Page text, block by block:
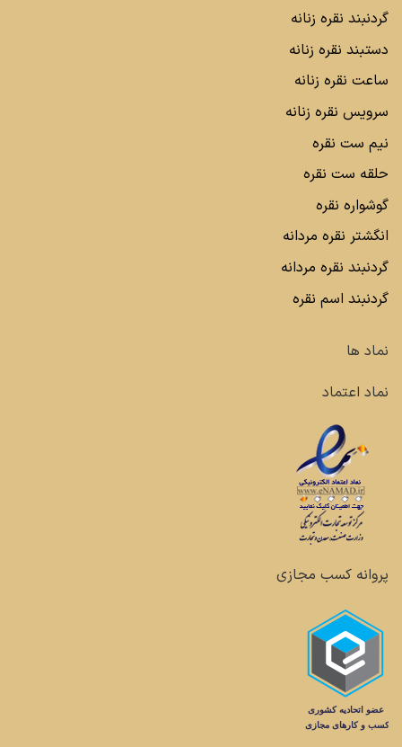
گردنبند نقره زنانه
دستبند نقره زنانه
ساعت نقره زنانه
سرویس نقره زنانه
نیم ست نقره
حلقه ست نقره
گوشواره نقره
انگشتر نقره مردانه
گردنبند نقره مردانه
گردنبند اسم نقره
نماد ها
نماد اعتماد
پروانه کسب مجازی